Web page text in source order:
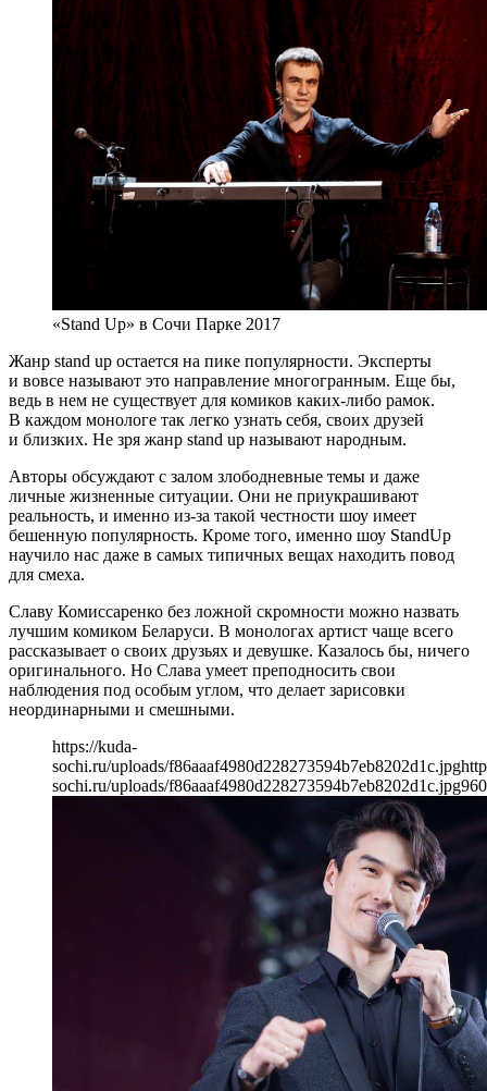
«Stand Up» в Сочи Парке 2017
Жанр stand up остается на пике популярности. Эксперты
и вовсе называют это направление многогранным. Еще бы,
ведь в нем не существует для комиков каких-либо рамок.
В каждом монологе так легко узнать себя, своих друзей
и близких. Не зря жанр stand up называют народным.
Авторы обсуждают с залом злободневные темы и даже
личные жизненные ситуации. Они не приукрашивают
реальность, и именно из-за такой честности шоу имеет
бешенную популярность. Кроме того, именно шоу StandUp
научило нас даже в самых типичных вещах находить повод
для смеха.
Славу Комиссаренко без ложной скромности можно назвать
лучшим комиком Беларуси. В монологах артист чаще всего
рассказывает о своих друзьях и девушке. Казалось бы, ничего
оригинального. Но Слава умеет преподносить свои
наблюдения под особым углом, что делает зарисовки
неординарными и смешными.
https://kuda-
sochi.ru/uploads/f86aaaf4980d228273594b7eb8202d1c.jpg
sochi.ru/uploads/f86aaaf4980d228273594b7eb8202d1c.jpg960